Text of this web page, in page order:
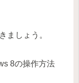
ましょう。
8の操作方法